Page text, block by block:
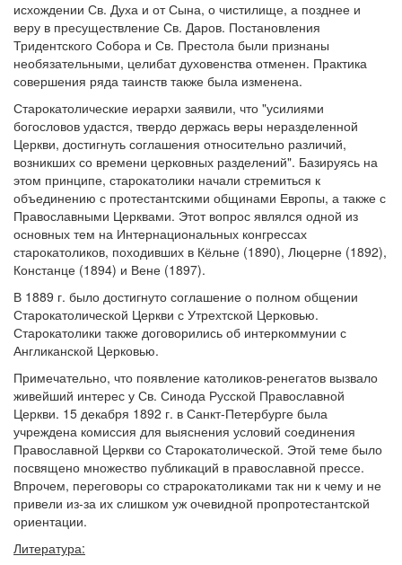
исхождении Св. Духа и от Сына, о чистилище, а позднее и
веру в пресуществление Св. Даров. Постановления
Тридентского Собора и Св. Престола были признаны
необязательными, целибат духовенства отменен. Практика
совершения ряда таинств также была изменена.
Старокатолические иерархи заявили, что "усилиями
богословов удастся, твердо держась веры неразделенной
Церкви, достигнуть соглашения относительно различий,
возникших со времени церковных разделений". Базируясь на
этом принципе, старокатолики начали стремиться к
объединению с протестантскими общинами Европы, а также с
Православными Церквами. Этот вопрос являлся одной из
основных тем на Интернациональных конгрессах
старокатоликов, походивших в Кёльне (1890), Люцерне (1892),
Констанце (1894) и Вене (1897).
В 1889 г. было достигнуто соглашение о полном общении
Старокатолической Церкви с Утрехтской Церковью.
Старокатолики также договорились об интеркоммунии с
Англиканской Церковью.
Примечательно, что появление католиков-ренегатов вызвало
живейший интерес у Св. Синода Русской Православной
Церкви. 15 декабря 1892 г. в Санкт-Петербурге была
учреждена комиссия для выяснения условий соединения
Православной Церкви со Старокатолической. Этой теме было
посвящено множество публикаций в православной прессе.
Впрочем, переговоры со страрокатоликами так ни к чему и не
привели из-за их слишком уж очевидной пропротестантской
ориентации.
Литература: